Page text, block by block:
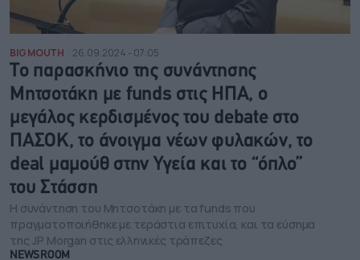
BIG MOUTH 26.09.2024 - 07:05
Το παρασκήνιο της συνάντησης
Μητσοτάκη με funds στις ΗΠΑ, ο
μεγάλος κερδισμένος του debate στο
ΠΑΣΟΚ, το άνοιγμα νέων φυλακών, το
deal μαμούθ στην Υγεία και το “όπλο”
του Στάσση
Η συνάντηση του Μητσοτάκη με τα funds που
πραγματοποιήθηκε με τεράστια επιτυχία, και τα εύσημα
της JP Morgan στις ελληνικές τράπεζες
NEWSROOM